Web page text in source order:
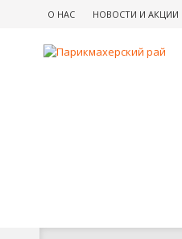
О НАС НОВОСТИ И АКЦИИ